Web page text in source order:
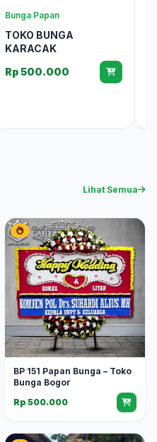
Bunga Papan
TOKO BUNGA
KARACAK
Rp 500.000
Lihat Semua
BP 151 Papan Bunga – Toko
Bunga Bogor
Rp 500.000